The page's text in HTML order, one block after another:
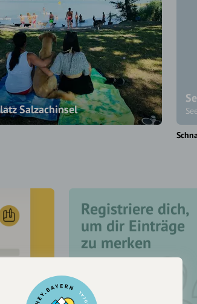
Salzachinsel
Registriere dich,
um dir Einträge
zu merken